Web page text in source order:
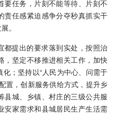
要任务，片刻不能等待、片刻不
责任感紧迫感争分夺秒真抓实干
。
都提出的要求落到实处，按照治
，坚定不移推进相关工作，加快
；坚持以“人民为中心、问需于
置，创新服务供给方式，提升乡
县城、乡镇、村庄的三级公共服
安家需求和县城居民生产生活需